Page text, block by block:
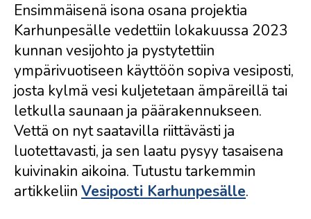
Ensimmäisenä isona osana projektia
Karhunpesälle vedettiin lokakuussa 2023
kunnan vesijohto ja pystytettiin
ympärivuotiseen käyttöön sopiva vesiposti,
josta kylmä vesi kuljetetaan ämpäreillä tai
letkulla saunaan ja päärakennukseen.
Vettä on nyt saatavilla riittävästi ja
luotettavasti, ja sen laatu pysyy tasaisena
kuivinakin aikoina. Tutustu tarkemmin
artikkeliin Vesiposti Karhunpesälle.